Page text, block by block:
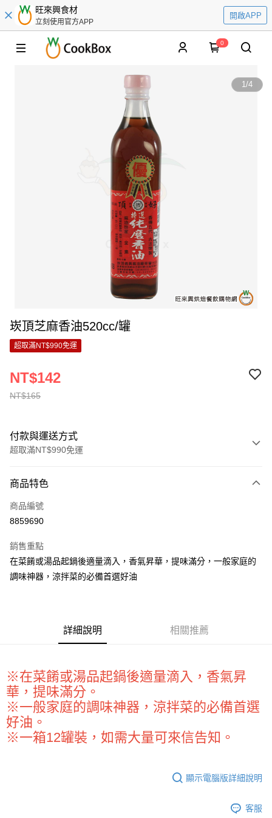
旺來興食材
立刻使用官方APP
開啟APP
0
1/4
崁頂芝麻香油520cc/罐
超取滿NT$990免運
NT$165
NT$142
付款與運送方式
超取滿NT$990免運
信用卡一次付款
超商取貨付款
Apple Pay
街口支付
【關於「AFTEE先享後付」】
AFTEE先享後付是「在收到商品之後才付款」的支付方式。 讓您購物簡單
便利好安心！
１．簡單：不需註冊會員、不需綁卡、不需儲值。
２．便利：只要手機號碼，簡訊認證，即可結帳。
３．安心：先確認商品／服務後，再付款。
結帳頁面，進行簡訊認證並確認金額後，即可完成結帳。
ATM付款
運送方式
全家取貨付款-重量限制含紙箱10kg，請控制商品重量在9~9.5
商品特色
商品編號
8859690
銷售重點
在菜餚或湯品起鍋後適量滴入，香氣昇華，提味滿分，一般家庭的
調味神器，涼拌菜的必備首選好油
詳細說明 相關推薦
※在菜餚或湯品起鍋後適量滴入，香氣昇
華，提味滿分。
※一般家庭的調味神器，涼拌菜的必備首選
好油。
※一箱12罐裝，如需大量可來信告知。
顯示電腦版詳細說明
客服